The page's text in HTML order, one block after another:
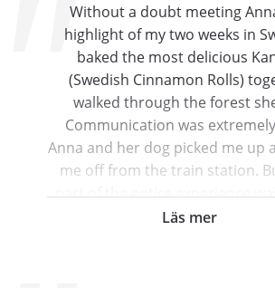
an incredible woman Anna. All
you are always welcome in
Brisbane , Australia
Without a doubt meeting
highlight of my two weeks in
baked the most delicious
(Swedish Cinnamon Rolls)
walked through the forest
Communication was
Anna and her dog picked me up
me off from the train station.
part of the entire experience
spend quality time with Anna, as
Läs mer